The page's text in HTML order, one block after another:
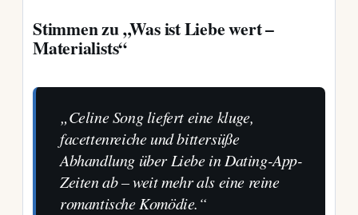
Stimmen zu „Was ist Liebe wert –
Materialists“
„Celine Song liefert eine kluge,
facettenreiche und bittersüße
Abhandlung über Liebe in Dating-App-
Zeiten ab – weit mehr als eine reine
romantische Komödie.“